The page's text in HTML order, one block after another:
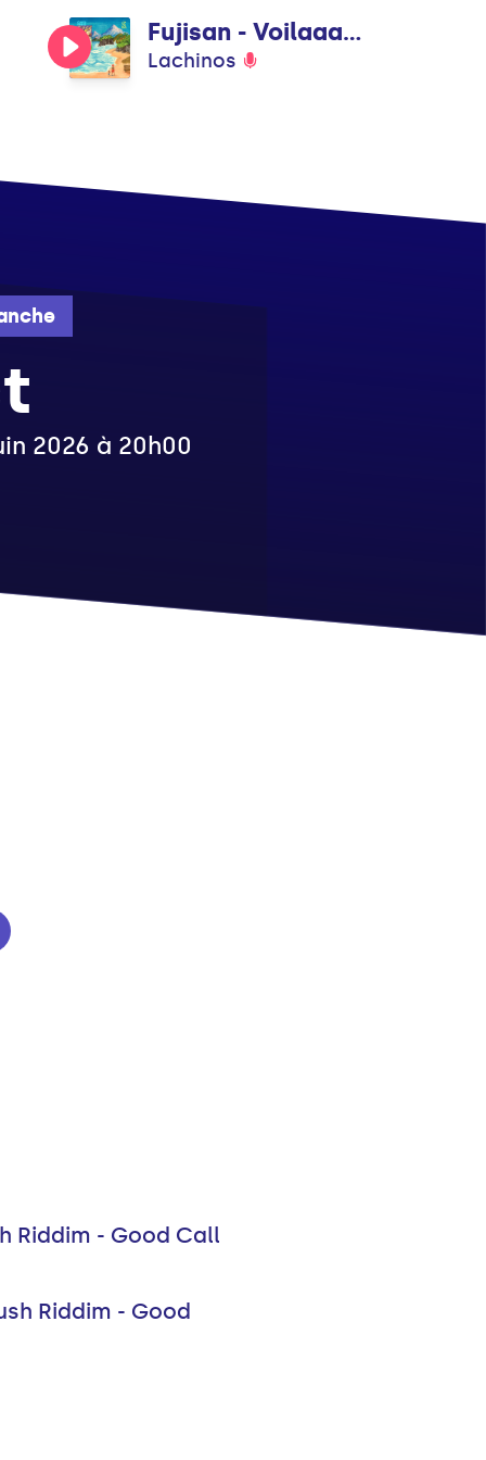
Fujisan - Voilaaa Remix
Lachinos
2026 à 20h00
Riddim - Good Call
Riddim - Good